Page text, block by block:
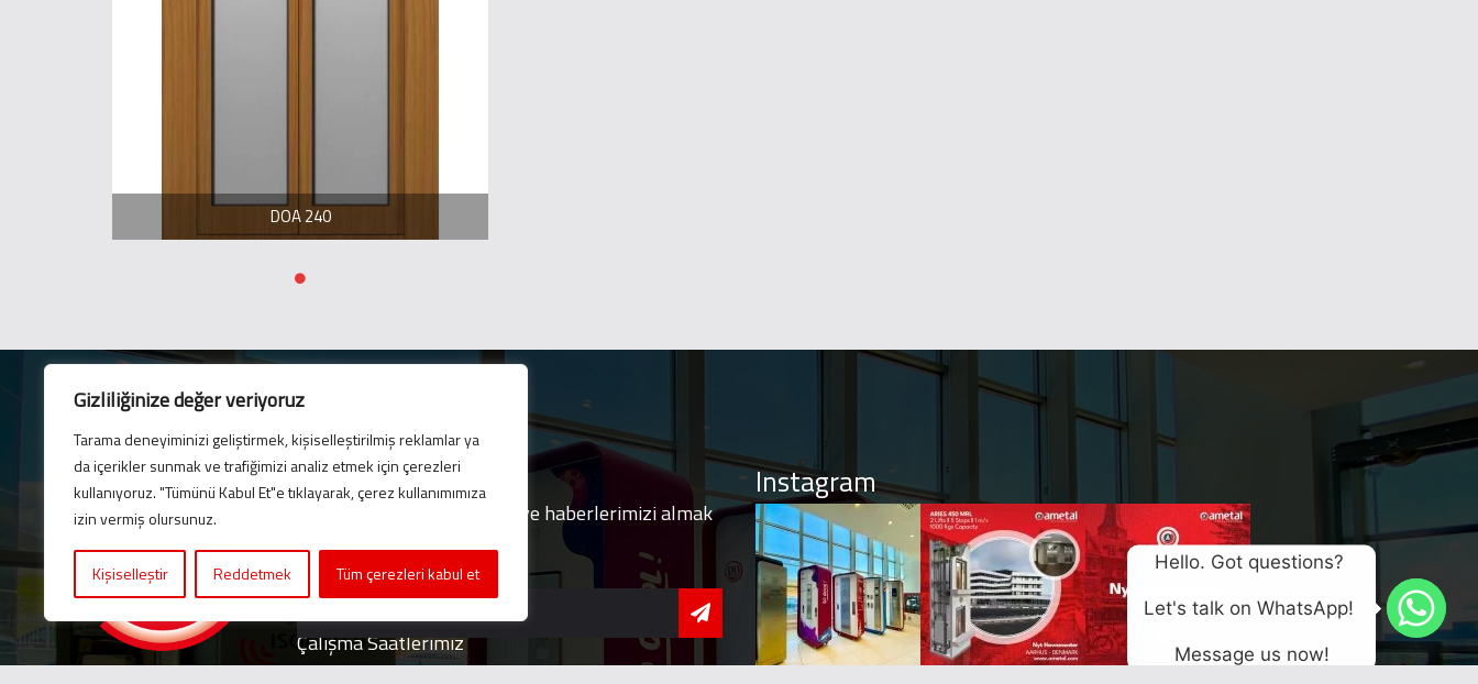
Gizliliğinize değer veriyoruz
Tarama deneyiminizi geliştirmek, kişiselleştirilmiş reklamlar ya
da içerikler sunmak ve trafiğimizi analiz etmek için çerezleri
kullanıyoruz. "Tümünü Kabul Et"e tıklayarak, çerez kullanımımıza
izin vermiş olursunuz.
Kişiselleştir Reddetmek Tüm çerezleri kabul et
DOA 240
E-Bülten
En son güncellemelerimizi ve haberlerimizi almak
için bültenimize abone olun
Çalışma Saatlerimiz
Pazartesi – Cuma, 8:00 - 17:00
Instagram
Hello. Got questions?
Let's talk on WhatsApp!
Message us now!